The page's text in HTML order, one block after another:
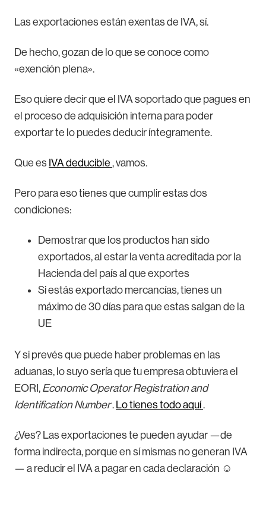
Las exportaciones están exentas de IVA, sí.
De hecho, gozan de lo que se conoce como
«exención plena».
Eso quiere decir que el IVA soportado que pagues en
el proceso de adquisición interna para poder
exportar te lo puedes deducir íntegramente.
Que es IVA deducible , vamos.
Pero para eso tienes que cumplir estas dos
condiciones:
Demostrar que los productos han sido
exportados, al estar la venta acreditada por la
Hacienda del país al que exportes
Si estás exportado mercancías, tienes un
máximo de 30 días para que estas salgan de la
UE
Y si prevés que puede haber problemas en las
aduanas, lo suyo sería que tu empresa obtuviera el
EORI, Economic Operator Registration and
Identification Number. Lo tienes todo aquí.
¿Ves? Las exportaciones te pueden ayudar —de
forma indirecta, porque en sí mismas no generan IVA
— a reducir el IVA a pagar en cada declaración ☺